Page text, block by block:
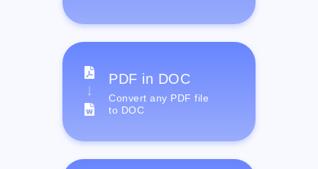
PDF in DOC
Convert any PDF file
to DOC